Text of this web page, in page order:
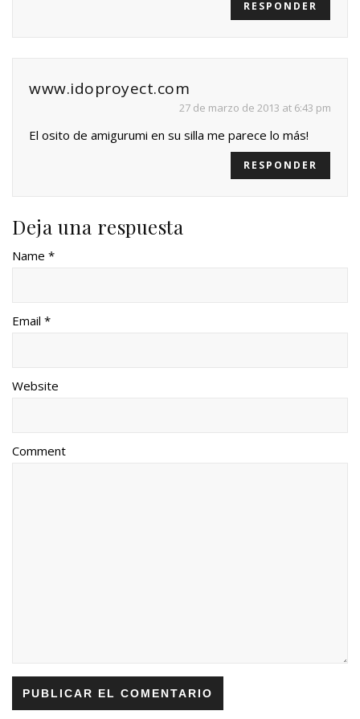
RESPONDER
www.idoproyect.com
27 de marzo de 2013 at 6:43 pm
El osito de amigurumi en su silla me parece lo más!
RESPONDER
Deja una respuesta
Name *
Email *
Website
Comment